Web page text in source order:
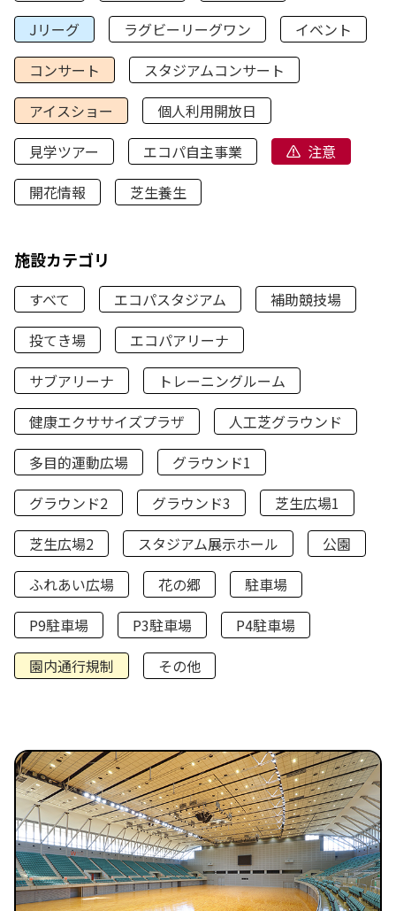
Jリーグ
ラグビーリーグワン
イベント
コンサート
スタジアムコンサート
アイスショー
個人利用開放日
見学ツアー
エコパ自主事業
注意
開花情報
芝生養生
施設カテゴリ
すべて エコパスタジアム
補助競技場
投てき場
エコパアリーナ
サブアリーナ
トレーニングルーム
健康エクササイズプラザ
人工芝グラウンド
多目的運動広場
グラウンド1
グラウンド2
グラウンド3
芝生広場1
芝生広場2
スタジアム展示ホール
公園
ふれあい広場
花の郷
駐車場
P9駐車場
P3駐車場
P4駐車場
園内通行規制
その他